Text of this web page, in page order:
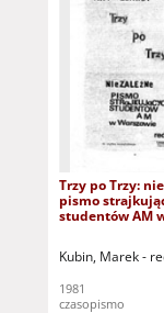
Trzy po Trzy:
pismo
studentów AM
Kubin, Marek -
1981
czasopismo